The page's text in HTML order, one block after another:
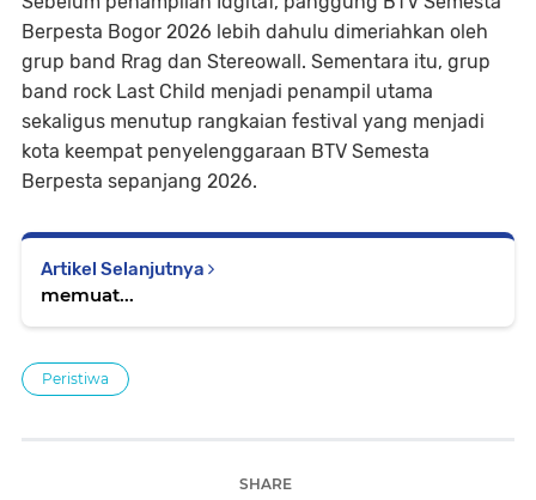
Berpesta Bogor 2026 lebih dahulu dimeriahkan oleh
grup band Rrag dan Stereowall. Sementara itu, grup
band rock Last Child menjadi penampil utama
sekaligus menutup rangkaian festival yang menjadi
kota keempat penyelenggaraan BTV Semesta
Berpesta sepanjang 2026.
Artikel Selanjutnya
memuat...
Peristiwa
SHARE